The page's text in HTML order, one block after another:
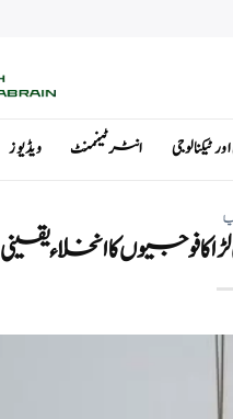
انٹرٹینمنٹ ویڈیوز
فوجیوں کا انخلاء یقینی